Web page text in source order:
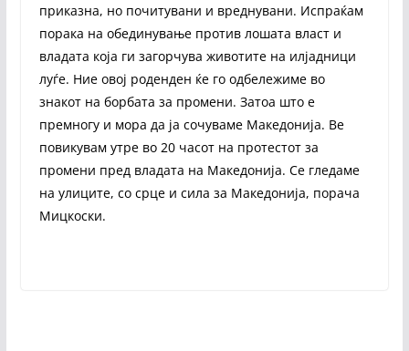
приказна, но почитувани и вреднувани. Испраќам
порака на обединување против лошата власт и
владата која ги загорчува животите на илјадници
луѓе. Ние овој роденден ќе го одбележиме во
знакот на борбата за промени. Затоа што е
премногу и мора да ја сочуваме Македонија. Ве
повикувам утре во 20 часот на протестот за
промени пред владата на Македонија. Се гледаме
на улиците, со срце и сила за Македонија, порача
Мицкоски.